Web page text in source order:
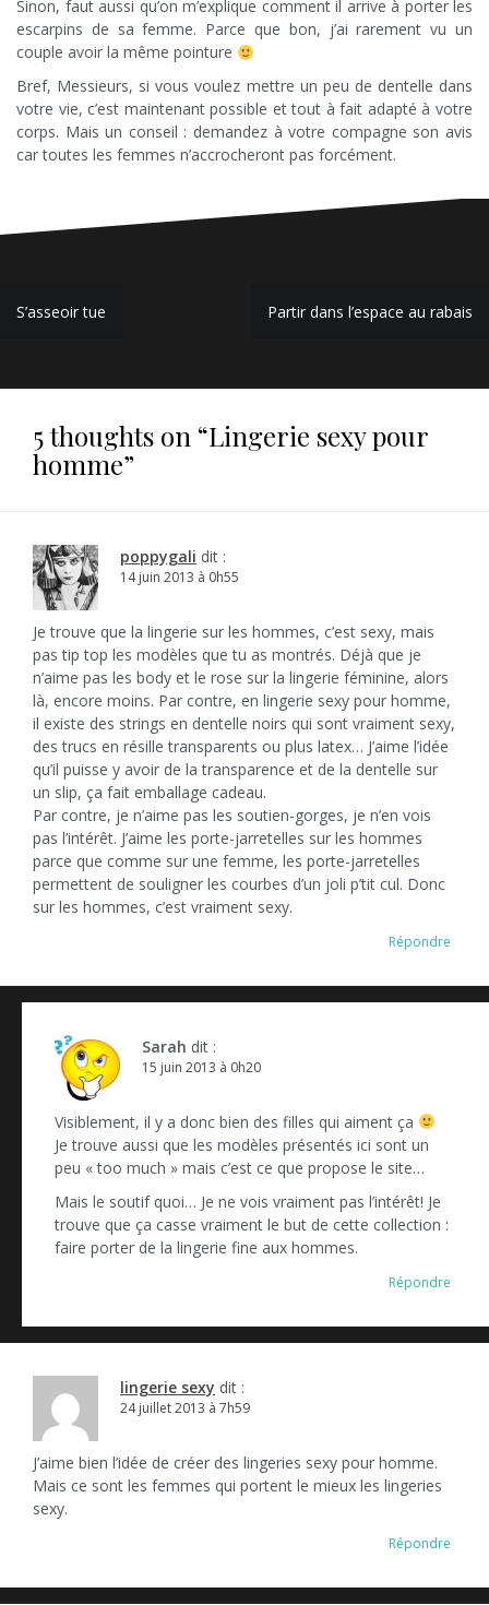
Sinon, faut aussi qu’on m’explique comment il arrive à porter les
escarpins de sa femme. Parce que bon, j’ai rarement vu un
couple avoir la même pointure
Bref, Messieurs, si vous voulez mettre un peu de dentelle dans
votre vie, c’est maintenant possible et tout à fait adapté à votre
corps. Mais un conseil : demandez à votre compagne son avis
car toutes les femmes n’accrocheront pas forcément.
Navigation
S’asseoir tue Partir dans l’espace au rabais
5 thoughts on “Lingerie sexy pour
homme”
poppygali dit :
14 juin 2013 à 0h55
Je trouve que la lingerie sur les hommes, c’est sexy, mais
pas tip top les modèles que tu as montrés. Déjà que je
n’aime pas les body et le rose sur la lingerie féminine, alors
là, encore moins. Par contre, en lingerie sexy pour homme,
il existe des strings en dentelle noirs qui sont vraiment sexy,
des trucs en résille transparents ou plus latex… J’aime l’idée
qu’il puisse y avoir de la transparence et de la dentelle sur
un slip, ça fait emballage cadeau.
Par contre, je n’aime pas les soutien-gorges, je n’en vois
pas l’intérêt. J’aime les porte-jarretelles sur les hommes
parce que comme sur une femme, les porte-jarretelles
permettent de souligner les courbes d’un joli p’tit cul. Donc
sur les hommes, c’est vraiment sexy.
Répondre
Sarah dit :
15 juin 2013 à 0h20
Visiblement, il y a donc bien des filles qui aiment ça
Je trouve aussi que les modèles présentés ici sont un
peu « too much » mais c’est ce que propose le site…
Mais le soutif quoi… Je ne vois vraiment pas l’intérêt! Je
trouve que ça casse vraiment le but de cette collection :
faire porter de la lingerie fine aux hommes.
Répondre
lingerie sexy dit :
24 juillet 2013 à 7h59
J’aime bien l’idée de créer des lingeries sexy pour homme.
Mais ce sont les femmes qui portent le mieux les lingeries
sexy.
Répondre